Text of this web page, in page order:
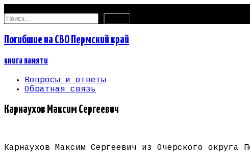
Найти:
Погибшие на СВО Пермский край
книга памяти
Вопросы и ответы
Обратная связь
Карнаухов Максим Сергеевич
Карнаухов Максим Сергеевич из Очерского